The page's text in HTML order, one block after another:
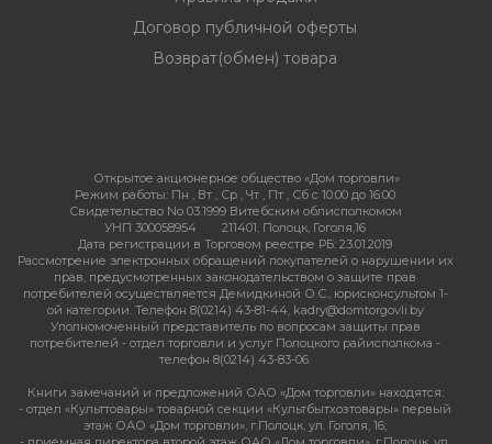
Договор публичной оферты
Возврат(обмен) товара
Открытое акционерное общество «Дом торговли»
Режим работы: Пн , Вт , Ср , Чт , Пт , Сб c 10:00 до 16:00
Свидетельство No 03.1999 Витебским облисполкомом
УНП 300058954
211401, Полоцк, Гоголя,16
Дата регистрации в Торговом реестре РБ: 23.01.2019
Рассмотрение электронных обращений покупателей о нарушении их
прав, предусмотренных законодательством о защите прав
потребителей осуществляется Демидкиной О.С., юрисконсультом 1-
ой категории. Телефон 8(0214) 43-81-44, kadry@domtorgovli.by
Уполномоченный представитель по вопросам защиты прав
потребителей - отдел торговли и услуг Полоцкого райисполкома -
телефон 8(0214) 43-83-06.
Книги замечаний и предложений ОАО «Дом торговли» находятся:
- отдел «Культтовары» товарной секции «Культбытхозтовары» первый
этаж ОАО «Дом торговли», г.Полоцк, ул. Гоголя, 16;